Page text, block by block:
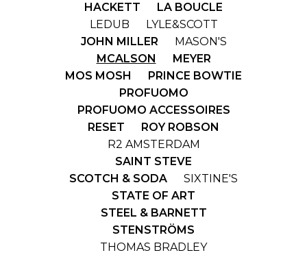
HACKETT
LA BOUCLE
LEDUB
LYLE&SCOTT
JOHN MILLER
MASON'S
MCALSON
MEYER
MOS MOSH
PRINCE BOWTIE
PROFUOMO
PROFUOMO ACCESSOIRES
RESET
ROY ROBSON
R2 AMSTERDAM
SAINT STEVE
SCOTCH & SODA
SIXTINE'S
STATE OF ART
STEEL & BARNETT
STENSTRÖMS
THOMAS BRADLEY